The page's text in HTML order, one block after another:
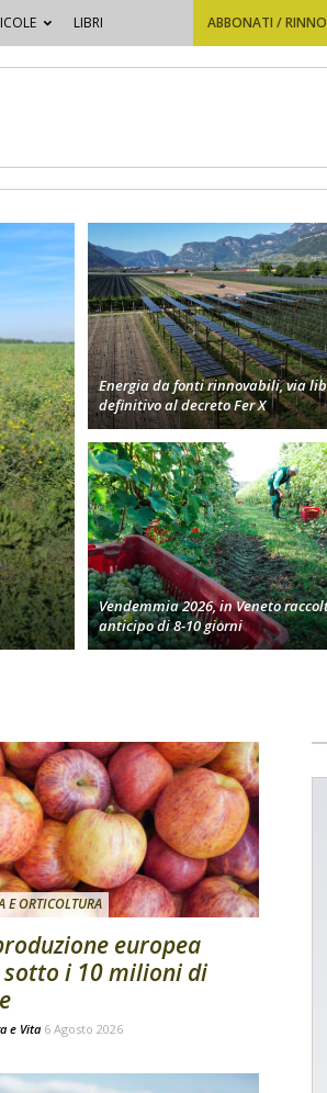
LIBRI ABBONATI /
Energia da fonti rinnovabili, via
definitivo al decreto Fer X
Vendemmia 2026, in Veneto
anticipo di 8-10 giorni
E ORTICOLTURA
europea
sotto i 10 milioni di
e Vita 6 Agosto 2026